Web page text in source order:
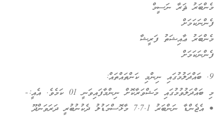
މެންބަރު ޘަރާ ނަސީމް
ފެންނަކަމަށް
މެންބަރު ޢާއިޝަތު ފަރީޝާ
ފެންނަކަމަށް
9. ބައްދަލުމުގައި ނިންމި ކަންތައްތައް:
މި ބައްދަލުވުމުގައި މަޝްވަރާކޮށް ނިންމާފައިވަނީ 01 ކަމެވެ. އެއީ:-
• އެޖެންޑާ ނަންބަރު 7.7.1 މާޅޮސްމަޑުލު ދެކުނުބުރީ ދަރަވަންދޫ